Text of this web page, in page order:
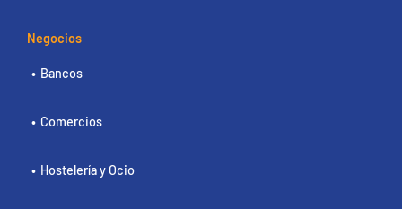
Negocios
Bancos
Comercios
Hostelería y Ocio